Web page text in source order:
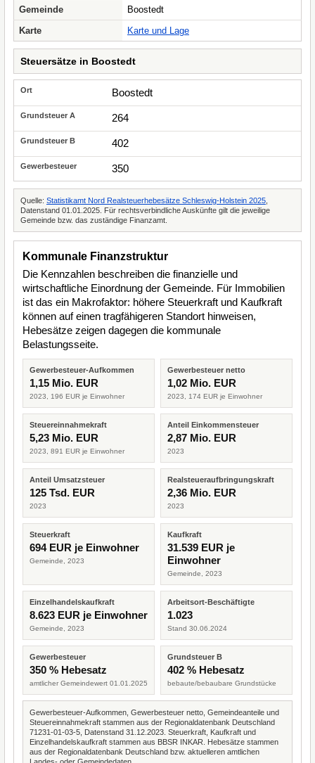
Gemeinde
Boostedt
Karte
Karte und Lage
Steuersätze in Boostedt
Boostedt
264
402
350
Quelle: Statistikamt Nord Realsteuerhebesätze Schleswig-Holstein 2025
Datenstand 01.01.2025. Für rechtsverbindliche Auskünfte gilt die jeweilige
Gemeinde bzw. das zuständige Finanzamt.
Kommunale Finanzstruktur
Die Kennzahlen beschreiben die finanzielle und
wirtschaftliche Einordnung der Gemeinde. Für Immobilien
ist das ein Makrofaktor: höhere Steuerkraft und Kaufkraft
können auf einen tragfähigeren Standort hinweisen,
Hebesätze zeigen dagegen die kommunale
Belastungsseite.
Gewerbesteuer-Aufkommen
1,15 Mio. EUR
2023, 196 EUR je Einwohner
Gewerbesteuer netto
1,02 Mio. EUR
2023, 174 EUR je Einwohner
Steuereinnahmekraft
5,23 Mio. EUR
2023, 891 EUR je Einwohner
Anteil Einkommensteuer
2,87 Mio. EUR
2023
Anteil Umsatzsteuer
125 Tsd. EUR
2023
Realsteueraufbringungskraft
2,36 Mio. EUR
2023
Steuerkraft
694 EUR je Einwohner
Gemeinde, 2023
Kaufkraft
31.539 EUR je
Einwohner
Gemeinde, 2023
Einzelhandelskaufkraft
8.623 EUR je Einwohner
Gemeinde, 2023
Arbeitsort-Beschäftigte
1.023
Stand 30.06.2024
Gewerbesteuer
350 % Hebesatz
amtlicher Gemeindewert 01.01.2025
Grundsteuer B
402 % Hebesatz
bebaute/bebaubare Grundstücke
Gewerbesteuer-Aufkommen, Gewerbesteuer netto, Gemeindeanteile und
Steuereinnahmekraft stammen aus der Regionaldatenbank Deutschland
71231-01-03-5, Datenstand 31.12.2023. Steuerkraft, Kaufkraft und
Einzelhandelskaufkraft stammen aus BBSR INKAR. Hebesätze stammen
aus der Regionaldatenbank Deutschland bzw. aktuelleren amtlichen